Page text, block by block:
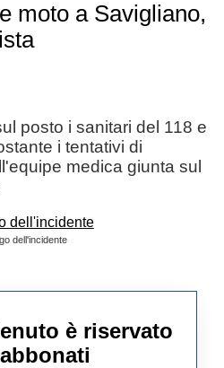
moto a Savigliano,
posto i sanitari del 118 e
i tentativi di
medica giunta sul
dell'incidente
è riservato